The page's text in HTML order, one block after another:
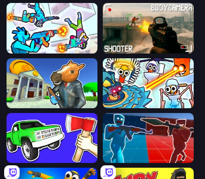
Gravity Arena Shooter BodyCamera Shooter
Bank Robbery 3 Toilets Worms Shooter
Battle of the Soldiers: Red vs Blue